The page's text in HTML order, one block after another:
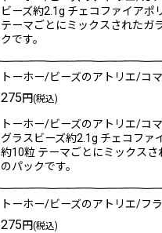
ビーズ約2.1g チェコファイア
テーマごとにミックスされたガ
クです。
トーホー/ビーズのアトリエ/コ
275円(税込)
トーホー/ビーズのアトリエ/コ
グラスビーズ約2.1g チェコフ
約10粒 テーマごとにミックスさ
のパックです。
トーホー/ビーズのアトリエ/フ
275円(税込)